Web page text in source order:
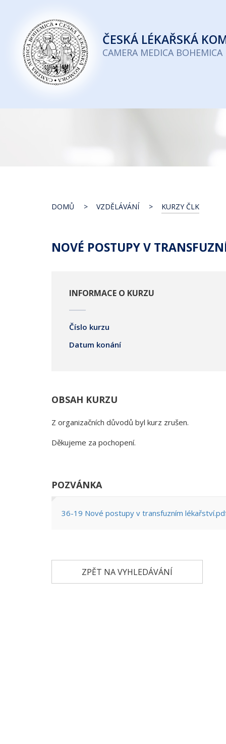
Česká
lékařská
komora
ČESKÁ LÉKAŘSKÁ
CAMERA MEDICA BOHEMICA
DOMŮ VZDĚLÁVÁNÍ KURZY ČLK
NOVÉ POSTUPY V
INFORMACE O KURZU
Číslo kurzu
Datum konání
OBSAH KURZU
Z organizačních důvodů byl kurz zrušen.
Děkujeme za pochopení.
POZVÁNKA
36-19 Nové postupy v transfuzním
ZPĚT NA VYHLEDÁVÁNÍ